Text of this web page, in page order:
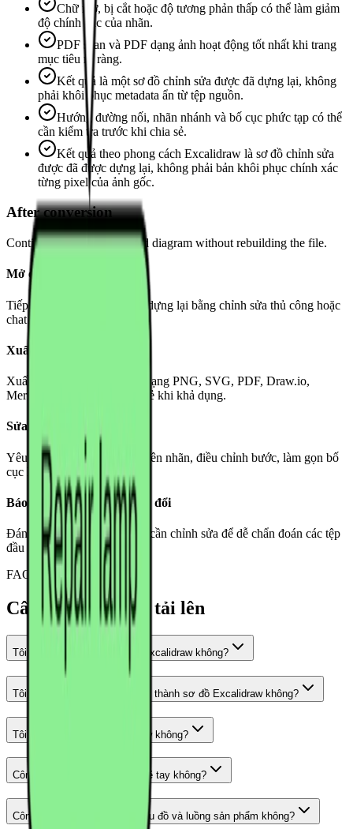
Chữ mờ, bị cắt hoặc độ tương phản thấp có thể làm giảm
độ chính xác của nhãn.
PDF scan và PDF dạng ảnh hoạt động tốt nhất khi trang
mục tiêu rõ ràng.
Kết quả là một sơ đồ chỉnh sửa được đã dựng lại, không
phải khôi phục metadata ẩn từ tệp nguồn.
Hướng đường nối, nhãn nhánh và bố cục phức tạp có thể
cần kiểm tra trước khi chia sẻ.
Kết quả theo phong cách Excalidraw là sơ đồ chỉnh sửa
được đã được dựng lại, không phải bản khôi phục chính xác
từng pixel của ảnh gốc.
After conversion
Continue from the converted diagram without rebuilding the file.
Mở canvas chỉnh sửa
Tiếp tục tinh chỉnh sơ đồ đã dựng lại bằng chỉnh sửa thủ công hoặc
chat AI.
Xuất tệp đích
Xuất sơ đồ hoàn thiện dưới dạng PNG, SVG, PDF, Draw.io,
Mermaid hoặc liên kết chia sẻ khi khả dụng.
Sửa bằng chat AI
Yêu cầu ChatFlowchart đổi tên nhãn, điều chỉnh bước, làm gọn bố
cục hoặc sửa mũi tên.
Báo cáo chất lượng chuyển đổi
Đánh dấu kết quả đã ổn hay cần chỉnh sửa để dễ chẩn đoán các tệp
đầu vào kém chất lượng.
FAQ
Câu hỏi trước khi tải lên
Tôi có thể chuyển ảnh sang Excalidraw không?
Tôi có thể biến ảnh bảng trắng thành sơ đồ Excalidraw không?
Tôi có thể xuất file .excalidraw không?
Công cụ có giữ phong cách vẽ tay không?
Công cụ có dùng được với lưu đồ và luồng sản phẩm không?